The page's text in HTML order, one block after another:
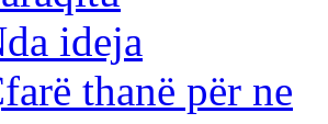
ideja
thanë për ne